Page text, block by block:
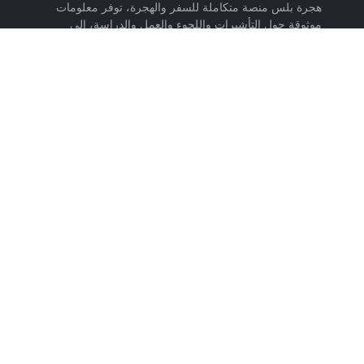
هجرة بلس منصة متكاملة للسفر والهجرة، توفر معلومات
موثوقة حول التأشيرات واللجوء والعمل والدراسة، إلى